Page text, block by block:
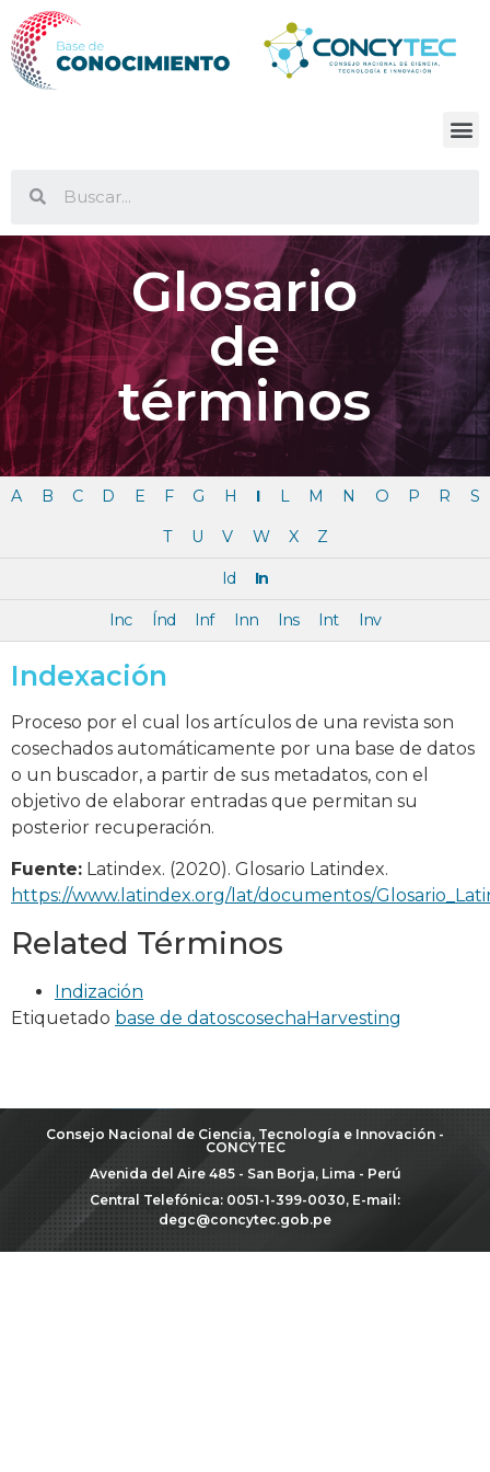
Glosario
de
términos
A B C D E F G H I L M N O P R S
T U V W X Z
Id In
Inc Índ Inf Inn Ins Int Inv
Indexación
Proceso por el cual los artículos de una revista son
cosechados automáticamente por una base de datos
o un buscador, a partir de sus metadatos, con el
objetivo de elaborar entradas que permitan su
posterior recuperación.
Fuente: Latindex. (2020). Glosario Latindex.
https://www.latindex.org/lat/documentos/
Related Términos
Indización
Etiquetado base de datoscosechaHarvesting
Consejo Nacional de Ciencia, Tecnología e Innovación -
CONCYTEC
Avenida del Aire 485 - San Borja, Lima - Perú
Central Telefónica: 0051-1-399-0030, E-mail:
degc@concytec.gob.pe